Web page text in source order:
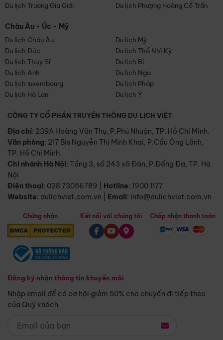
Du lịch Trương Gia Giới
Du lịch Phượng Hoàng Cổ Trấn
Châu Âu - Úc - Mỹ
Du lịch Châu Âu
Du lịch Mỹ
Du lịch Đức
Du lịch Thổ Nhĩ Kỳ
Du lịch Thụy Sĩ
Du lịch Bỉ
Du lịch Anh
Du lịch Nga
Du lịch luxembourg
Du lịch Pháp
Du lịch Hà Lan
Du lịch Ý
CÔNG TY CỔ PHẦN TRUYỀN THÔNG DU LỊCH VIỆT
Địa chỉ: 239A Hoàng Văn Thụ, P.Phú Nhuận, TP. Hồ Chí Minh.
Văn phòng: 217 Bis Nguyễn Thị Minh Khai, P.Cầu Ông Lãnh,
TP. Hồ Chí Minh.
Chi nhánh Hà Nội: Tầng 3, số 243 xã Đàn, P.Đống Đa, TP. Hà
Nội
Điện thoại: 028 73056789 Hotline: 1900 1177
Website: dulichviet.com.vn Email: info@dulichviet.com.vn
Chứng nhận
Đăng ký nhận thông tin khuyến mãi
Nhập email để có cơ hội giảm 50% cho chuyến đi tiếp theo
của Quý khách
Kết nối với chúng tôi Chấp nhận thanh toán